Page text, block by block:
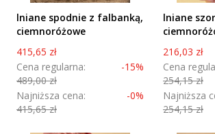
lniane spodnie z falbanką,
ciemnoróżowe
Cena promocyjna
415,65 zł
Cena regularna:
489,00 zł
-15%
Najniższa cena:
415,65 zł
-0%
lniane
Cena
216,03 zł
Cena
254,15 zł
Najniższa
254,15 zł